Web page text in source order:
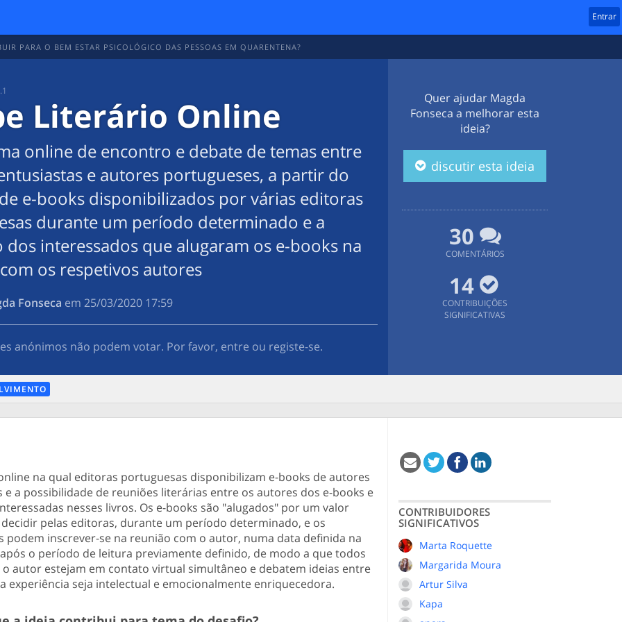
Entrar
PARA O BEM ESTAR PSICOLÓGICO DAS PESSOAS EM QUARENTENA?
Literário Online
online de encontro e debate de temas entre
e autores portugueses, a partir do
e-books disponibilizados por várias editoras
durante um período determinado e a
dos interessados que alugaram os e-books na
os respetivos autores
Fonseca em‎25/03/2020 17:59
anónimos não podem votar. Por favor, entre ou registe-se.
Quer ajudar Magda
Fonseca a melhorar esta
ideia?
discutir esta ideia
30
COMENTÁRIOS
14
CONTRIBUIÇÕES
SIGNIFICATIVAS
na qual editoras portuguesas disponibilizam e-books de autores
e a possibilidade de reuniões literárias entre os autores dos e-books e
nesses livros. Os e-books são "alugados" por um valor
pelas editoras, durante um período determinado, e os
podem inscrever-se na reunião com o autor, numa data definida na
o período de leitura previamente definido, de modo a que todos
o autor estejam em contato virtual simultâneo e debatem ideias entre
experiência seja intelectual e emocionalmente enriquecedora.
CONTRIBUIDORES
SIGNIFICATIVOS
Marta Roquette
Margarida Moura
Artur Silva
Kapa